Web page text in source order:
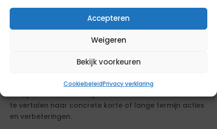
Accepteren
Weigeren
Bekijk voorkeuren
CookiebeleidPrivacy verklaring
Verder ben je een benaderbare persoonlijkheid, en een
energieke verbinder die zich goed in diverse netwerken
je staat voor je mening maar niet star wordt. Je
in gezelschappen en zoekt de samenwerking op. Tot
slot, je weet hectiek altijd naar waarde te relativeren en
te vertalen naar concrete korte of lange termijn acties
en verbeteringen.